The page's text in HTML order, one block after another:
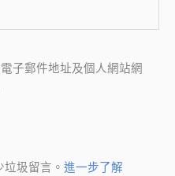
子郵件地址及個人網站網
圾留言。 進一步了解